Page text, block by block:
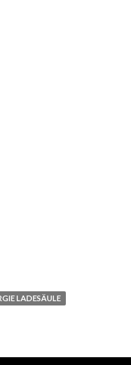
LADESÄULE